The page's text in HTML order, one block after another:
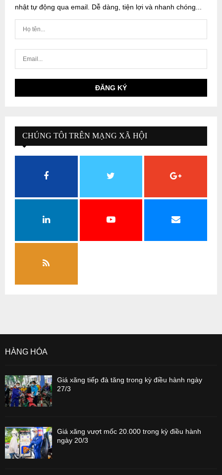
nhật tự động qua email. Dễ dàng, tiện lợi và nhanh chóng...
CHÚNG TÔI TRÊN MẠNG XÃ HỘI
HÀNG HÓA
Giá xăng tiếp đà tăng trong kỳ điều hành ngày
27/3
Giá xăng vượt mốc 20.000 trong kỳ điều hành
ngày 20/3